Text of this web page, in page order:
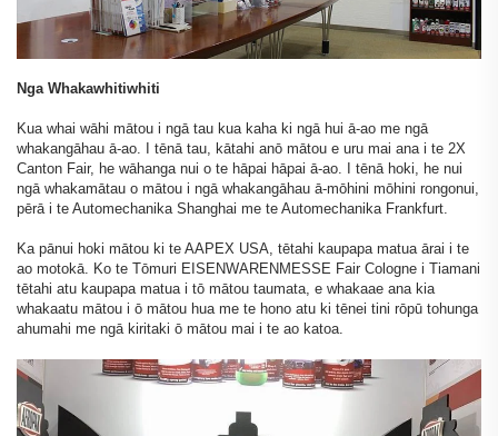
Nga Whakawhitiwhiti
Kua whai wāhi mātou i ngā tau kua kaha ki ngā hui ā-ao me ngā
whakangāhau ā-ao. I tēnā tau, kātahi anō mātou e uru mai ana i te 2X
Canton Fair, he wāhanga nui o te hāpai hāpai ā-ao. I tēnā hoki, he nui
ngā whakamātau o mātou i ngā whakangāhau ā-mōhini mōhini rongonui,
pērā i te Automechanika Shanghai me te Automechanika Frankfurt.
Ka pānui hoki mātou ki te AAPEX USA, tētahi kaupapa matua ārai i te
ao motokā. Ko te Tōmuri EISENWARENMESSE Fair Cologne i Tiamani
tētahi atu kaupapa matua i tō mātou taumata, e whakaae ana kia
whakaatu mātou i ō mātou hua me te hono atu ki tēnei tini rōpū tohunga
ahumahi me ngā kiritaki ō mātou mai i te ao katoa.